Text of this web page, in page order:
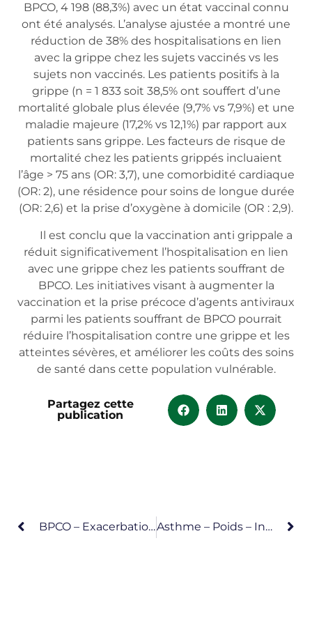
BPCO, 4 198 (88,3%) avec un état vaccinal connu
ont été analysés. L’analyse ajustée a montré une
réduction de 38% des hospitalisations en lien
avec la grippe chez les sujets vaccinés vs les
sujets non vaccinés. Les patients positifs à la
grippe (n = 1 833 soit 38,5% ont souffert d’une
mortalité globale plus élevée (9,7% vs 7,9%) et une
maladie majeure (17,2% vs 12,1%) par rapport aux
patients sans grippe. Les facteurs de risque de
mortalité chez les patients grippés incluaient
l’âge > 75 ans (OR: 3,7), une comorbidité cardiaque
(OR: 2), une résidence pour soins de longue durée
(OR: 2,6) et la prise d’oxygène à domicile (OR : 2,9).
Il est conclu que la vaccination anti grippale a
réduit significativement l’hospitalisation en lien
avec une grippe chez les patients souffrant de
BPCO. Les initiatives visant à augmenter la
vaccination et la prise précoce d’agents antiviraux
parmi les patients souffrant de BPCO pourrait
réduire l’hospitalisation contre une grippe et les
atteintes sévères, et améliorer les coûts des soins
de santé dans cette population vulnérable.
Partagez cette
publication
BPCO – Exacerbations – Fonction Cardiaque – Biomarqueurs Asthme – Poids – Inflammation